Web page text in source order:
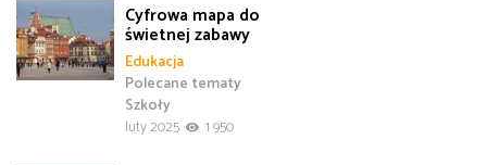
Cyfrowa mapa do
świetnej zabawy
Edukacja
Polecane tematy
Szkoły
luty 2025
1 950